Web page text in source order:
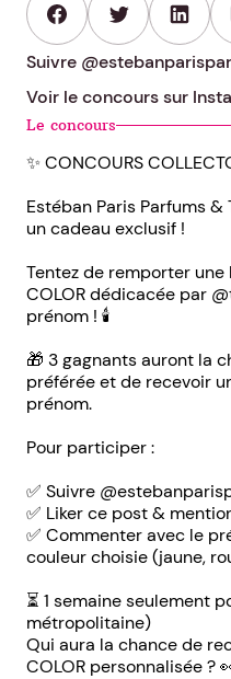
Suivre
Voir le concours sur
Le concours
✨ CONCOURS
Estéban Paris Parfums
un cadeau exclusif !
Tentez de remporter
COLOR dédicacée par
prénom ! 🕯️
🎁 3 gagnants auront la
préférée et de recevoir
prénom.
Pour participer :
✅ Suivre
✅ Liker ce post &
✅ Commenter avec le
couleur choisie (jaune,
⏳ 1 semaine seulement
métropolitaine)
Qui aura la chance de
COLOR personnalisée ?